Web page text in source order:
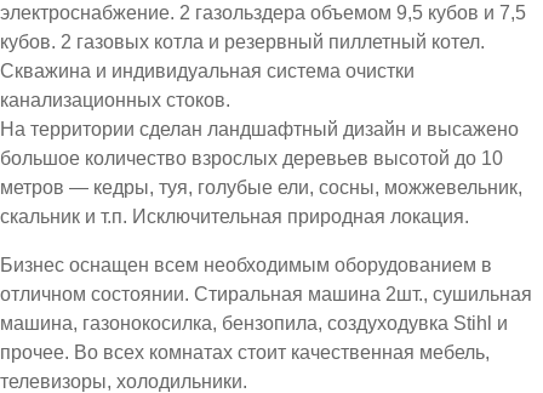
электроснабжение. 2 газольздера объемом 9,5 кубов и 7,5
кубов. 2 газовых котла и резервный пиллетный котел.
Скважина и индивидуальная система очистки
канализационных стоков.
На территории сделан ландшафтный дизайн и высажено
большое количество взрослых деревьев высотой до 10
метров — кедры, туя, голубые ели, сосны, можжевельник,
скальник и т.п. Исключительная природная локация.
Бизнес оснащен всем необходимым оборудованием в
отличном состоянии. Стиральная машина 2шт., сушильная
машина, газонокосилка, бензопила, создуходувка Stihl и
прочее. Во всех комнатах стоит качественная мебель,
телевизоры, холодильники.